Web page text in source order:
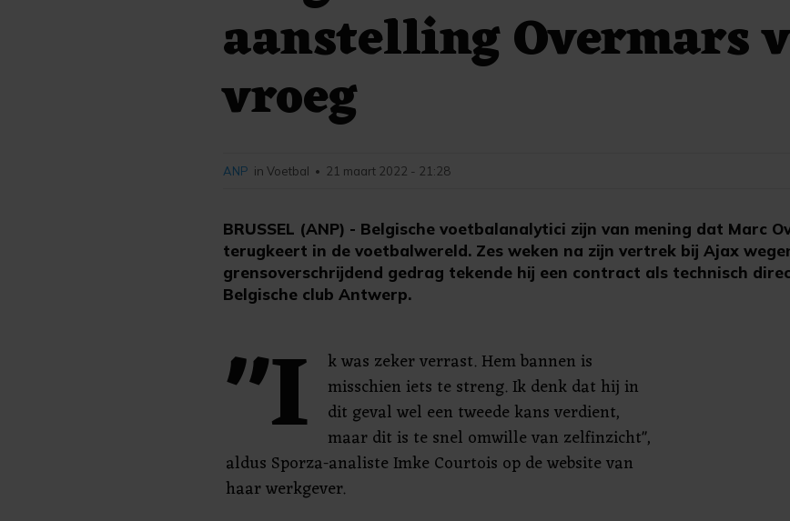
aanstelling Overmars
vroeg
BRUSSEL (ANP) - Belgische voetbalanalytici zijn van mening dat Marc
terugkeert in de voetbalwereld. Zes weken na zijn vertrek bij Ajax
grensoverschrijdend gedrag tekende hij een contract als technisch
Belgische club Antwerp.
ANP in Voetbal • 21 maart 2022 - 21:28
"I
k was zeker verrast. Hem bannen is
misschien iets te streng. Ik denk dat hij in
dit geval wel een tweede kans verdient,
maar dit is te snel omwille van zelfinzicht",
aldus Sporza-analiste Imke Courtois op de website van
haar werkgever.